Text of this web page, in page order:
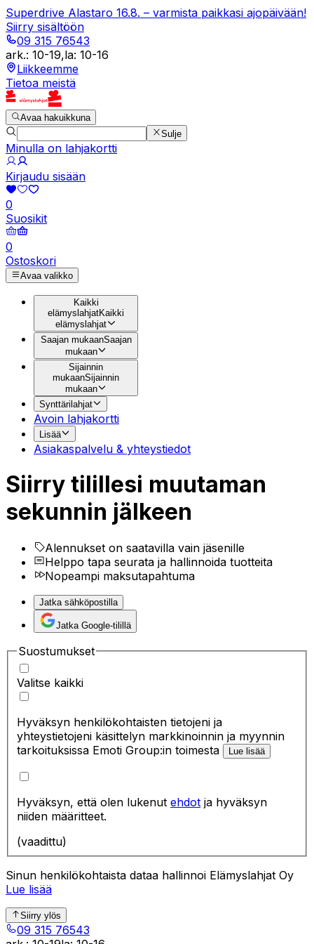
Superdrive Alastaro 16.8. – varmista paikkasi ajopäivään!
Siirry sisältöön
09 315 76543
ark.: 10-19,la: 10-16
Liikkeemme
Tietoa meistä
Avaa hakuikkuna
Sulje
Minulla on lahjakortti
Kirjaudu sisään
0
Suosikit
0
Ostoskori
Avaa valikko
Kaikki
elämyslahjatKaikki
elämyslahjat
Saajan mukaanSaajan
mukaan
Sijainnin
mukaanSijainnin
mukaan
Synttärilahjat
Avoin lahjakortti
Lisää
Asiakaspalvelu & yhteystiedot
Siirry tilillesi muutaman
sekunnin jälkeen
Alennukset on saatavilla vain jäsenille
Helppo tapa seurata ja hallinnoida tuotteita
Nopeampi maksutapahtuma
Jatka sähköpostilla
Jatka Google-tilillä
Suostumukset
Valitse kaikki
Hyväksyn henkilökohtaisten tietojeni ja
yhteystietojeni käsittelyn markkinoinnin ja myynnin
tarkoituksissa Emoti Group:in toimesta
Lue lisää
Hyväksyn, että olen lukenut ehdot ja hyväksyn
niiden määritteet.
(vaadittu)
Sinun henkilökohtaista dataa hallinnoi Elämyslahjat Oy
Lue lisää
Siirry ylös
09 315 76543